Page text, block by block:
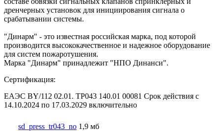
дренчерных установок для инициирования сигнала о
срабатывании системы.
"Динарм" - это известная российская марка, под которой
производится высококачественное и надежное оборудование
для систем пожаротушения.
Марка "Динарм" принадлежит "НПО Динанси".
Сертификация:
ЕАЭС BY/112 02.01. ТР043 140.01 00081 Срок действия с
14.10.2024 по 17.03.2029 включительно
sd_press_tr043_no 1,9 мб